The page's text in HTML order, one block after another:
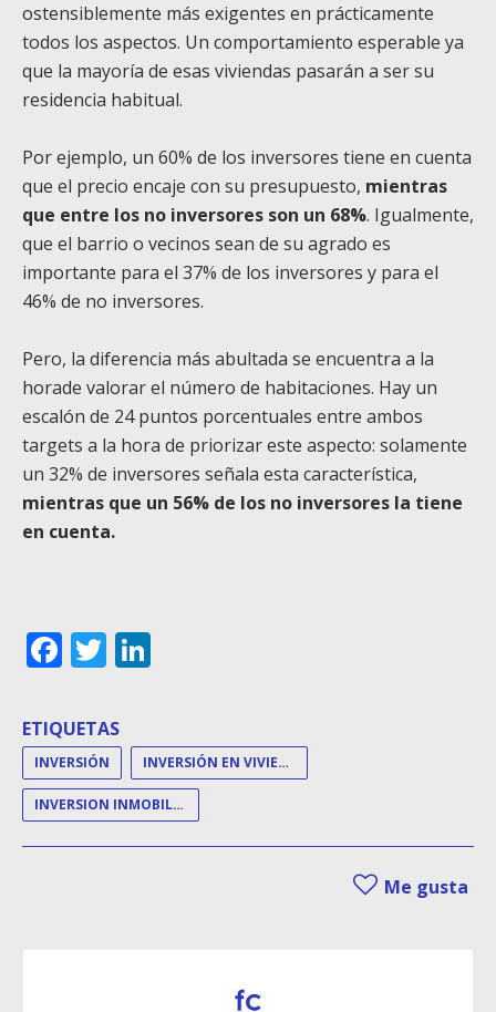
ostensiblemente más exigentes en prácticamente
todos los aspectos. Un comportamiento esperable ya
que la mayoría de esas viviendas pasarán a ser su
residencia habitual.
Por ejemplo, un 60% de los inversores tiene en cuenta
que el precio encaje con su presupuesto, mientras
que entre los no inversores son un 68%. Igualmente,
que el barrio o vecinos sean de su agrado es
importante para el 37% de los inversores y para el
46% de no inversores.
Pero, la diferencia más abultada se encuentra a la
horade valorar el número de habitaciones. Hay un
escalón de 24 puntos porcentuales entre ambos
targets a la hora de priorizar este aspecto: solamente
un 32% de inversores señala esta característica,
mientras que un 56% de los no inversores la tiene
en cuenta.
Facebook
Twitter
ETIQUETAS
INVERSIÓN INVERSIÓN EN VIVIENDA
INVERSION INMOBILIARIA
Me gusta